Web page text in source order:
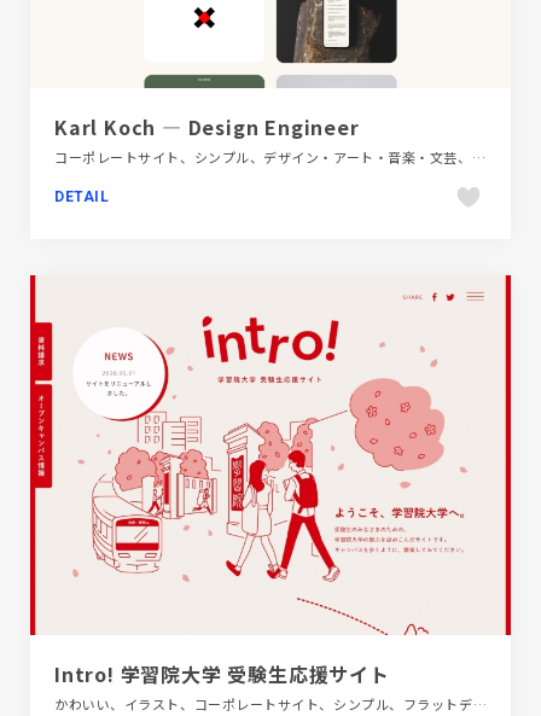
Karl Koch — Design Engineer
コーポレートサイト、シンプル、デザイン・アート・音楽・文芸、フラットデザイン、ベージュ・ゴールド系
DETAIL
Intro! 学習院大学 受験生応援サイト
かわいい、イラスト、コーポレートサイト、シンプル、フラットデザイン、ベージュ・ゴールド系、ポップ、モーション多め、レッド系、教育・学校